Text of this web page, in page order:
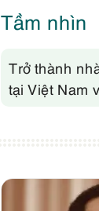
Tầm nhìn
Trở thành
tại Việt Nam